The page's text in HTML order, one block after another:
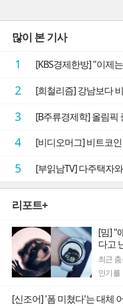
많이 본 기사
1 [KBS경제한방] "이제는 '이태원'을 주목
2 [희철리즘] 강남보다 비싼 방글라데
3 [B주류경제학] 올림픽
4 [비디오머그] 비트코인
5 [부읽남TV] 다주택자와 전
리포트+
[밈] "
다고
최근
인기를
[신조어] '폼 미쳤다'는 대체